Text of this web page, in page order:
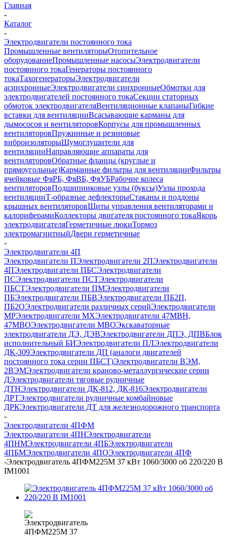
Главная
-
Каталог
-
Электродвигатели постоянного тока
Промышленные вентиляторыОтопительное
оборудованиеПромышленные насосыЭлектродвигатели
постоянного токаГенераторы постоянного
токаТахогенераторыЭлектродвигатели
асинхронныеЭлектродвигатели синхронныеОбмотки для
электродвигателей постоянного токаСекции статорных
обмоток электродвигателяВентиляционные клапаныГибкие
вставки для вентиляцииВсасывающие карманы для
дымососов и вентиляторовКорпусы для промышленных
вентиляторовПружинные и резиновые
виброизоляторыШумоглушители для
вентиляцииНаправляющие аппараты для
вентиляторовОбратные фланцы (круглые и
прямоугольные)Карманные фильтры для вентиляцииФильтры
ячейковые ФяРБ, ФяВБ, ФяУБРабочие колеса
вентиляторовПодшипниковые узлы (буксы)Узлы прохода
вентиляцииТ-образные дефлекторыСтаканы и поддоны
крышных вентиляторовЩиты управления вентиляторами и
калориферамиКоллекторы двигателя постоянного токаЯкорь
электродвигателяГерметичные люкиТормоз
электромагнитныйДвери герметичные
-
Электродвигатели 4П
Электродвигатели ПЭлектродвигатели 2ПЭлектродвигатели
4ПЭлектродвигатели ПБСЭлектродвигатели
ПСЭлектродвигатели ПСТЭлектродвигатели
ПБСТЭлектродвигатели ПМЭлектродвигатели
ПБЭлектродвигатели ПБВЭлектродвигатели ПБ2П,
ПБ2ОЭлектродвигатели различных серийЭлектродвигатели
МРЭлектродвигатели MXЭлектродвигатели 47MBH,
47МВОЭлектродвигатели MBOЭкскаваторные
электродвигатели ДЭ, ДЭВЭлектродвигатели ДПЭ, ДПВБлок
исполнительный БИЭлектродвигатели ПЛЭлектродвигатели
ДК-309Электродвигатели ДП (аналоги двигателей
постоянного тока серии ПБСТ)Электродвигатели ВЭМ,
2ВЭМЭлектродвигатели краново-металлургические серии
ДЭлектродвигатели тяговые рудничные
ДТНЭлектродвигатели ДК-812, ДК-816Электродвигатели
ДРТЭлектродвигатели рудничные комбайновые
ДРКЭлектродвигатели ДТ для железнодорожного транспорта
-
Электродвигатели 4ПФМ
Электродвигатели 4ПНЭлектродвигатели
4ПНМЭлектродвигатели 4ПБЭлектродвигатели
4ПБМЭлектродвигатели 4ПОЭлектродвигатели 4ПФ
-Электродвигатель 4ПФМ225М 37 кВт 1060/3000 об 220/220 В
IM1001